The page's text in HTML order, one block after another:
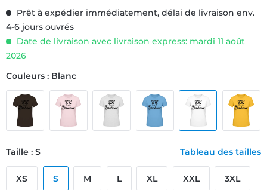
Prêt à expédier immédiatement, délai de livraison env.
4-6 jours ouvrés
Date de livraison avec livraison express: mardi 11 août
2026
Couleurs : Blanc
Taille : S Tableau des tailles
XS S M L XL XXL 3XL